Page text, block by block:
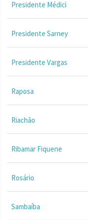
Presidente Médici
Presidente Sarney
Presidente Vargas
Raposa
Riachão
Ribamar Fiquene
Rosário
Sambaíba